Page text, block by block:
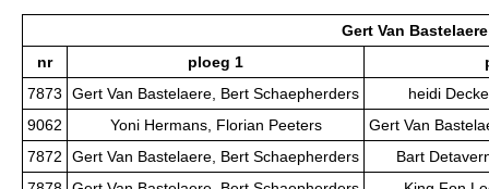
Gert Van
nr
ploeg 1
7873
Gert Van Bastelaere, Bert Schaepherders
heidi
9062
Yoni Hermans, Florian Peeters
Gert Van
7872
Gert Van Bastelaere, Bert Schaepherders
Bart